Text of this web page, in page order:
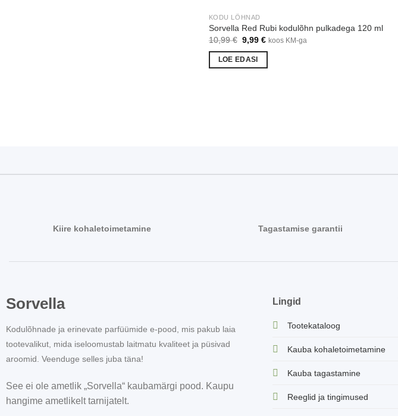
KODU LÕHNAD
Sorvella Red Rubi kodulõhn pulkadega 120 ml
10,99€ Algne
oli:
10,99 €.
9,99€Praegune
koos KM-ga
LOE EDASI
Kiire kohaletoimetamine Tagastamise garantii
Sorvella
Kodulõhnade ja erinevate parfüümide e-pood, mis pakub laia
tootevalikut, mida iseloomustab laitmatu kvaliteet ja püsivad
aroomid. Veenduge selles juba täna!
See ei ole ametlik „Sorvella“ kaubamärgi pood. Kaupu
hangime ametlikelt tarnijatelt.
Lingid
Tootekataloog
Kauba kohaletoimetamine
Kauba tagastamine
Reeglid ja tingimused